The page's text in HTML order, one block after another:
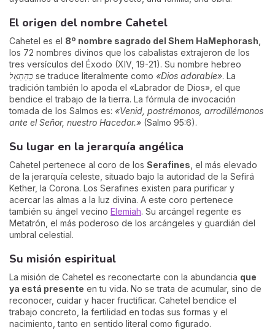
El origen del nombre Cahetel
Cahetel es el 8º nombre sagrado del Shem HaMephorash
los 72 nombres divinos que los cabalistas extrajeron de los
tres versículos del Éxodo (XIV, 19-21). Su nombre hebreo
כַּהֵתֵאֵל se traduce literalmente como «Dios adorable». La
tradición también lo apoda el «Labrador de Dios», el que
bendice el trabajo de la tierra. La fórmula de invocación
tomada de los Salmos es: «Venid, postrémonos, arrodillémonos
ante el Señor, nuestro Hacedor.» (Salmo 95:6).
Su lugar en la jerarquía angélica
Cahetel pertenece al coro de los Serafines , el más elevado
de la jerarquía celeste, situado bajo la autoridad de la Sefirá
Kether, la Corona. Los Serafines existen para purificar y
acercar las almas a la luz divina. A este coro pertenece
también su ángel vecino Elemiah. Su arcángel regente es
Metatrón, el más poderoso de los arcángeles y guardián del
umbral celestial.
Su misión espiritual
La misión de Cahetel es reconectarte con la abundancia que
ya está presente en tu vida. No se trata de acumular, sino de
reconocer, cuidar y hacer fructificar. Cahetel bendice el
trabajo concreto, la fertilidad en todas sus formas y el
nacimiento, tanto en sentido literal como figurado.